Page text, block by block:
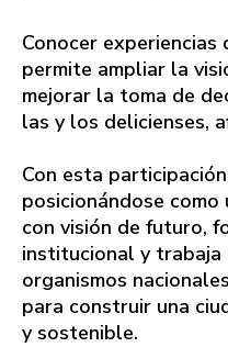
Conocer
permite ampliar la
mejorar la toma de
las y los delicienses,
Con esta
posicionándose como
con visión de futuro,
institucional y trabaja
organismos
para construir una
y sostenible.